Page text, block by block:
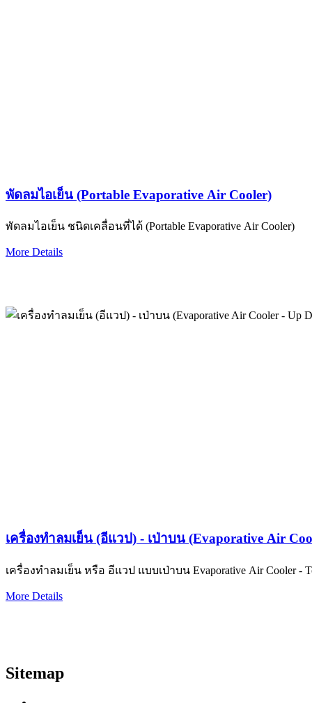
พัดลมไอเย็น (Portable Evaporative Air Cooler)
พัดลมไอเย็น ชนิดเคลื่อนที่ได้ (Portable Evaporative Air Cooler)
More Details
เครื่องทำลมเย็น (อีแวป) - เป่าบน (Evaporative Air
เครื่องทำลมเย็น หรือ อีแวป แบบเป่าบน
More Details
Sitemap